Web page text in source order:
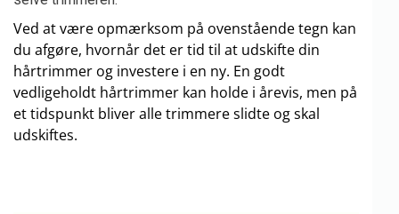
Ved at være opmærksom på ovenstående tegn kan
du afgøre, hvornår det er tid til at udskifte din
hårtrimmer og investere i en ny. En godt
vedligeholdt hårtrimmer kan holde i årevis, men på
et tidspunkt bliver alle trimmere slidte og skal
udskiftes.